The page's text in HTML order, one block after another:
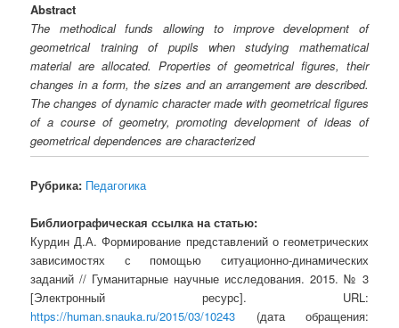
Abstract
The methodical funds allowing to improve development of
geometrical training of pupils when studying mathematical
material are allocated. Properties of geometrical figures, their
changes in a form, the sizes and an arrangement are described.
The changes of dynamic character made with geometrical figures
of a course of geometry, promoting development of ideas of
geometrical dependences are characterized
Рубрика: Педагогика
Библиографическая ссылка на статью:
Курдин Д.А. Формирование представлений о геометрических
зависимостях с помощью ситуационно-динамических
заданий // Гуманитарные научные исследования. 2015. № 3
[Электронный ресурс]. URL:
https://human.snauka.ru/2015/03/10243 (дата обращения: